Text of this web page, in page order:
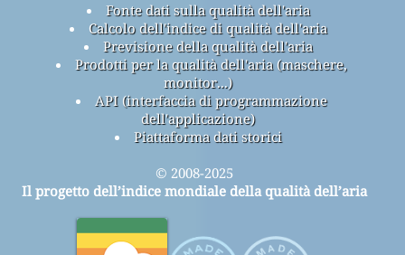
Fonte dati sulla qualità dell'aria
Calcolo dell'indice di qualità dell'aria
Previsione della qualità dell'aria
Prodotti per la qualità dell'aria (maschere,
monitor...)
API (interfaccia di programmazione
dell'applicazione)
Piattaforma dati storici
© 2008-2025
Il progetto dell’indice mondiale della qualità dell’aria